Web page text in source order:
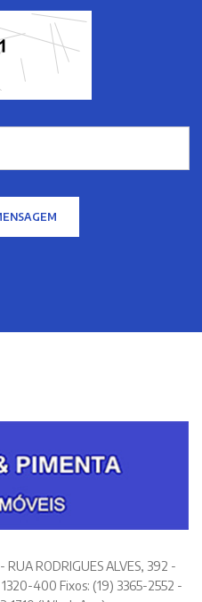
RODRIGUES ALVES, 392 -
1320-400 Fixos: (19) 3365-2552 -